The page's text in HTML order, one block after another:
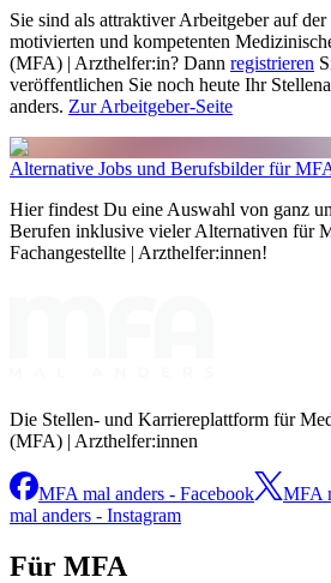
Sie sind als attraktiver Arbeitgeber auf der
motivierten und kompetenten
(MFA) | Arzthelfer:in? Dann registrieren
veröffentlichen Sie noch heute Ihr
anders. Zur Arbeitgeber-Seite
Alternative Jobs und Berufsbilder für
Hier findest Du eine Auswahl von ganz
Berufen inklusive vieler Alternativen für
Fachangestellte | Arzthelfer:innen!
Die Stellen- und Karriereplattform für
(MFA) | Arzthelfer:innen
MFA mal anders - Facebook MFA
mal anders - Instagram
Für MFA